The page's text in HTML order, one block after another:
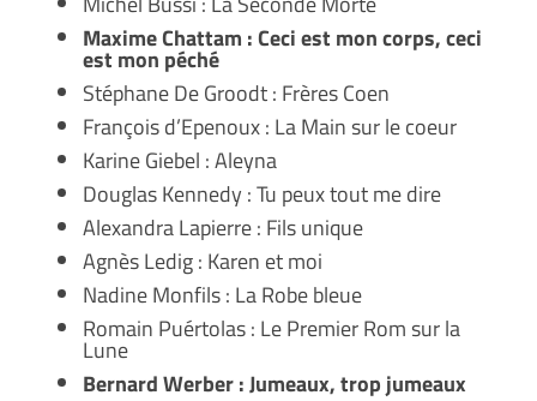
Maxime Chattam : Ceci est mon corps, ceci
est mon péché
Stéphane De Groodt : Frères Coen
François d’Epenoux : La Main sur le coeur
Karine Giebel : Aleyna
Douglas Kennedy : Tu peux tout me dire
Alexandra Lapierre : Fils unique
Agnès Ledig : Karen et moi
Nadine Monfils : La Robe bleue
Romain Puértolas : Le Premier Rom sur la
Lune
Bernard Werber : Jumeaux, trop jumeaux